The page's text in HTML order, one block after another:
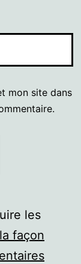
mon site dans
les
façon